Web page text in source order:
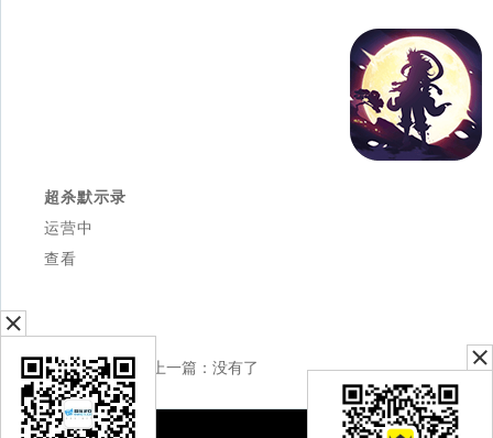
超杀默示录
运营中
查看
上一篇：没有了